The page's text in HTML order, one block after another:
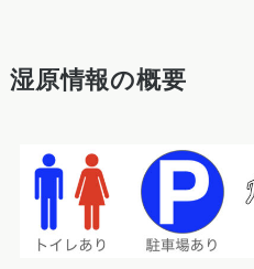
湿原情報の概要